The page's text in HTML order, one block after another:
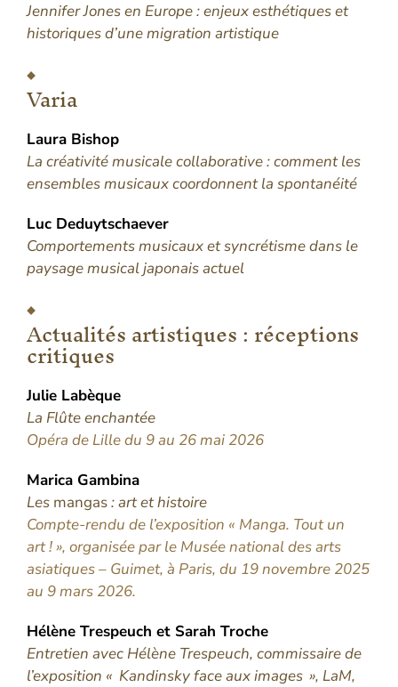
Jennifer Jones en Europe : enjeux esthétiques et
historiques d’une migration artistique
Varia
Laura Bishop
La créativité musicale collaborative : comment les
ensembles musicaux coordonnent la spontanéité
Luc Deduytschaever
Comportements musicaux et syncrétisme dans le
paysage musical japonais actuel
Actualités artistiques : réceptions
critiques
Julie Labèque
La Flûte enchantée
Opéra de Lille du 9 au 26 mai 2026
Marica Gambina
Les mangas: art et histoire
Compte-rendu de l’exposition « Manga. Tout un
art ! », organisée par le Musée national des arts
asiatiques – Guimet, à Paris, du 19 novembre 2025
au 9 mars 2026.
Hélène Trespeuch et Sarah Troche
Entretien avec Hélène Trespeuch, commissaire de
l’exposition « Kandinsky face aux images », LaM,